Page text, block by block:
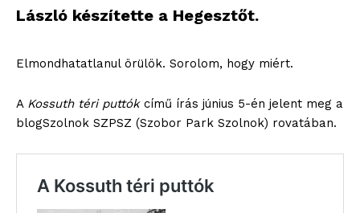
László készítette a Hegesztőt.
Elmondhatatlanul örülök. Sorolom, hogy miért.
A Kossuth téri puttókcímű írás június 5-én jelent meg a
blogSzolnok SZPSZ (Szobor Park Szolnok) rovatában.